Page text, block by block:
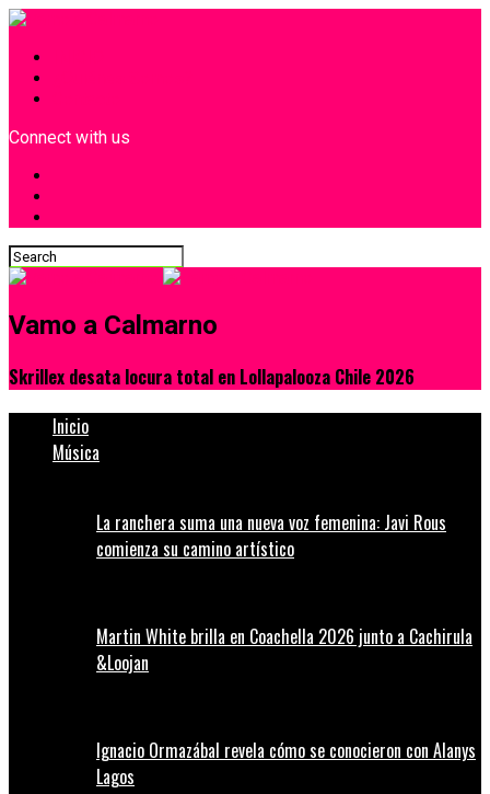
Connect with us
Vamo a Calmarno
Skrillex desata locura total en Lollapalooza Chile 2026
Inicio
Música
La ranchera suma una nueva voz femenina: Javi Rous
comienza su camino artístico
Martin White brilla en Coachella 2026 junto a Cachirula
&Loojan
Ignacio Ormazábal revela cómo se conocieron con Alanys
Lagos